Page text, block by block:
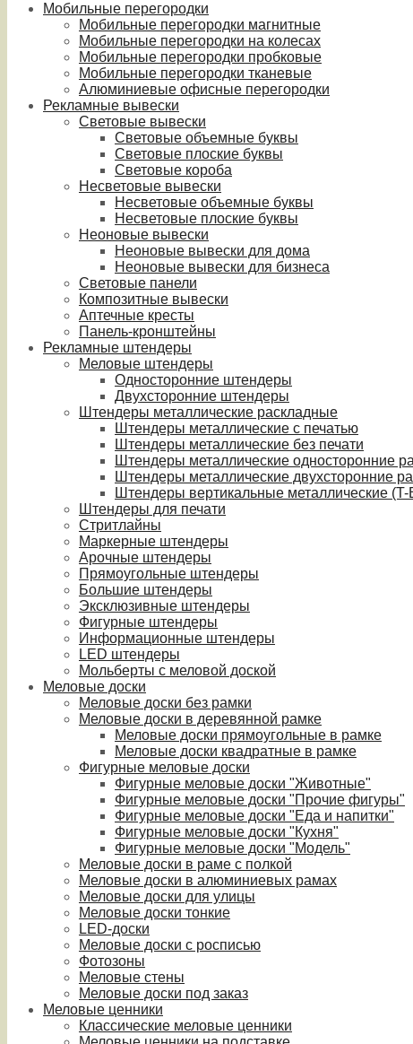
Мобильные перегородки
Мобильные перегородки магнитные
Мобильные перегородки на колесах
Мобильные перегородки пробковые
Мобильные перегородки тканевые
Алюминиевые офисные перегородки
Рекламные вывески
Световые вывески
Световые объемные буквы
Световые плоские буквы
Световые короба
Несветовые вывески
Несветовые объемные буквы
Несветовые плоские буквы
Неоновые вывески
Неоновые вывески для дома
Неоновые вывески для бизнеса
Световые панели
Композитные вывески
Аптечные кресты
Панель-кронштейны
Рекламные штендеры
Меловые штендеры
Односторонние штендеры
Двухсторонние штендеры
Штендеры металлические раскладные
Штендеры металлические с печатью
Штендеры металлические без печати
Штендеры металлические односторонние
Штендеры металлические двухсторонние
Штендеры вертикальные металлические (T-
Штендеры для печати
Стритлайны
Маркерные штендеры
Арочные штендеры
Прямоугольные штендеры
Большие штендеры
Эксклюзивные штендеры
Фигурные штендеры
Информационные штендеры
LED штендеры
Мольберты с меловой доской
Меловые доски
Меловые доски без рамки
Меловые доски в деревянной рамке
Меловые доски прямоугольные в рамке
Меловые доски квадратные в рамке
Фигурные меловые доски
Фигурные меловые доски "Животные"
Фигурные меловые доски "Прочие фигуры"
Фигурные меловые доски "Еда и напитки"
Фигурные меловые доски "Кухня"
Фигурные меловые доски "Модель"
Меловые доски в раме с полкой
Меловые доски в алюминиевых рамах
Меловые доски для улицы
Меловые доски тонкие
LED-доски
Меловые доски с росписью
Фотозоны
Меловые стены
Меловые доски под заказ
Меловые ценники
Классические меловые ценники